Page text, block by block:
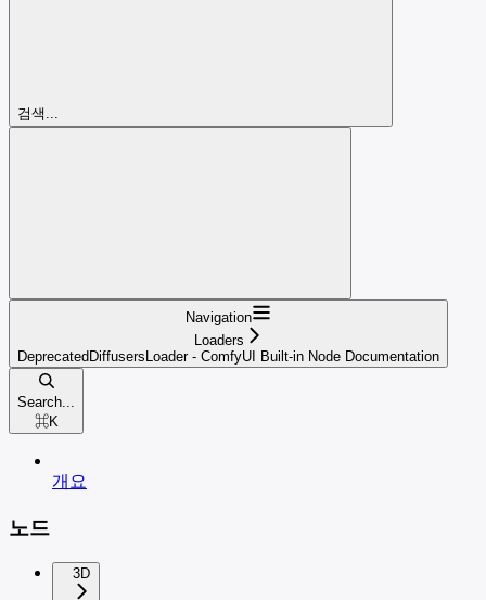
검색...
Navigation
Loaders
DeprecatedDiffusersLoader - ComfyUI Built-in Node Documentation
Search...
⌘K
개요
노드
3D